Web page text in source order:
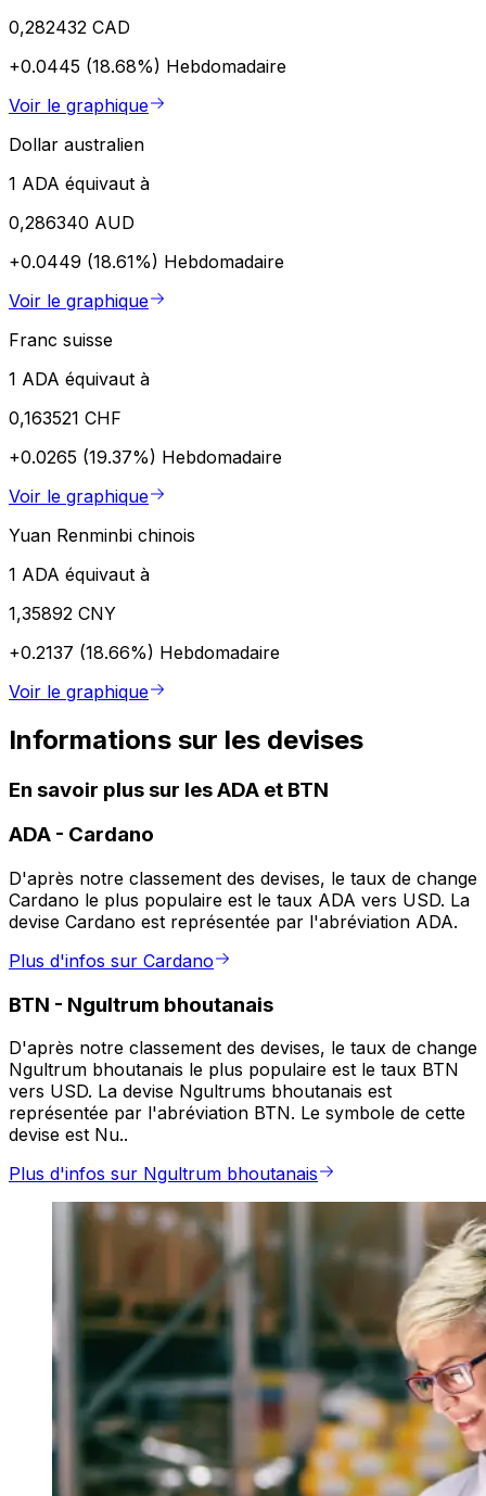
0,282432 CAD
+0.0445 (18.68%) Hebdomadaire
Voir le graphique
Dollar australien
1 ADA équivaut à
0,286340 AUD
+0.0449 (18.61%) Hebdomadaire
Voir le graphique
Franc suisse
1 ADA équivaut à
0,163521 CHF
+0.0265 (19.37%) Hebdomadaire
Voir le graphique
Yuan Renminbi chinois
1 ADA équivaut à
1,35892 CNY
+0.2137 (18.66%) Hebdomadaire
Voir le graphique
Informations sur les devises
En savoir plus sur les ADA et BTN
ADA - Cardano
D'après notre classement des devises, le taux de change
Cardano le plus populaire est le taux ADA vers USD. La
devise Cardano est représentée par l'abréviation ADA.
Plus d'infos sur Cardano
BTN - Ngultrum bhoutanais
D'après notre classement des devises, le taux de change
Ngultrum bhoutanais le plus populaire est le taux BTN
vers USD. La devise Ngultrums bhoutanais est
représentée par l'abréviation BTN. Le symbole de cette
devise est Nu..
Plus d'infos sur Ngultrum bhoutanais